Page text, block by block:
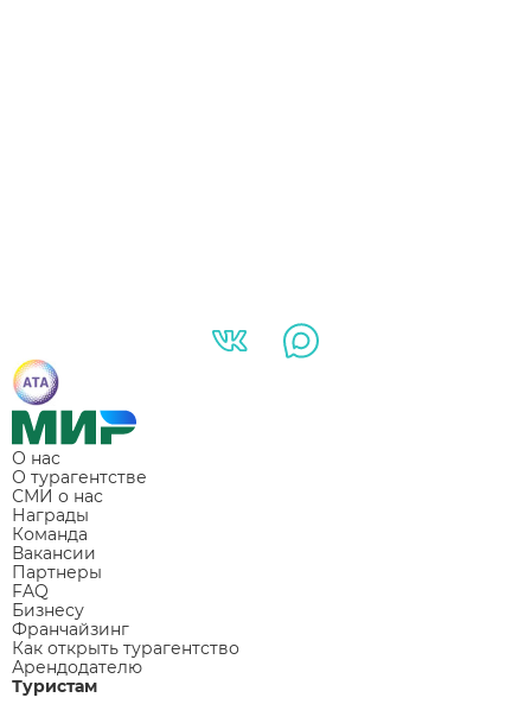
О нас
О турагентстве
СМИ о нас
Награды
Команда
Вакансии
Партнеры
FAQ
Бизнесу
Франчайзинг
Как открыть турагентство
Арендодателю
Туристам